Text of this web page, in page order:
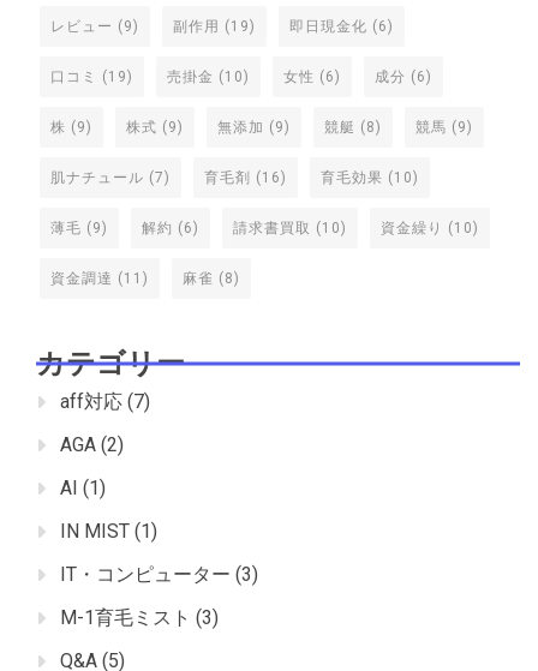
レビュー (9) 副作用 (19) 即日現金化 (6)
口コミ (19) 売掛金 (10) 女性 (6) 成分 (6)
株 (9) 株式 (9) 無添加 (9) 競艇 (8) 競馬 (9)
肌ナチュール (7) 育毛剤 (16) 育毛効果 (10)
薄毛 (9) 解約 (6) 請求書買取 (10) 資金繰り (10)
資金調達 (11) 麻雀 (8)
カテゴリー
aff対応 (7)
AGA (2)
AI (1)
IN MIST (1)
IT・コンピューター (3)
M-1育毛ミスト (3)
Q&A (5)